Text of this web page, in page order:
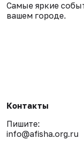
Самые яркие
вашем городе.
Контакты
Пишите:
info@afisha.org.ru